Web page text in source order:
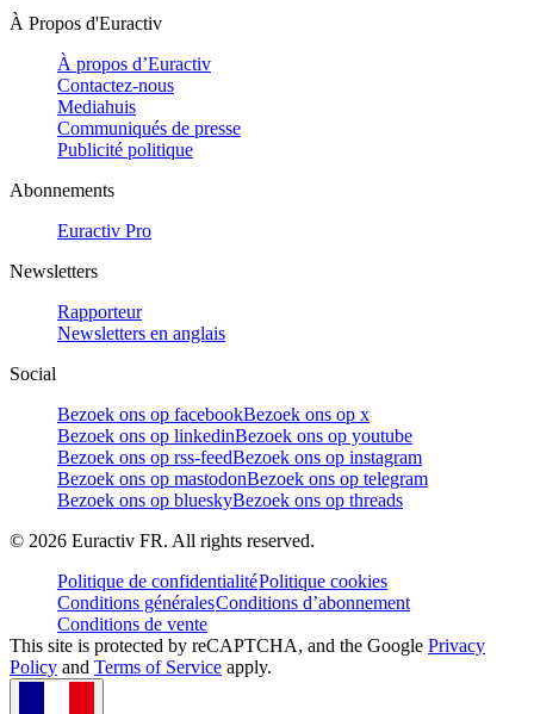
À Propos d'Euractiv
À propos d’Euractiv
Contactez-nous
Mediahuis
Communiqués de presse
Publicité politique
Abonnements
Euractiv Pro
Newsletters
Rapporteur
Newsletters en anglais
Social
Bezoek ons op facebookBezoek ons op x
Bezoek ons op linkedinBezoek ons op youtube
Bezoek ons op rss-feedBezoek ons op instagram
Bezoek ons op mastodonBezoek ons op telegram
Bezoek ons op blueskyBezoek ons op threads
© 2026 Euractiv FR. All rights reserved.
Politique de confidentialitéPolitique cookies
Conditions généralesConditions d’abonnement
Conditions de vente
This site is protected by reCAPTCHA, and the Google Privacy
Policy and Terms of Service apply.